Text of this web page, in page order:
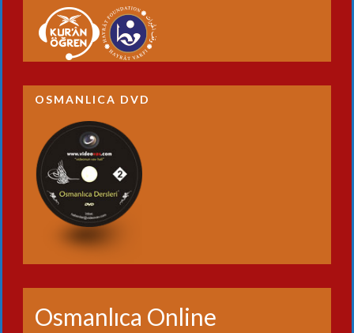
OSMANLICA DVD
Osmanlıca Online